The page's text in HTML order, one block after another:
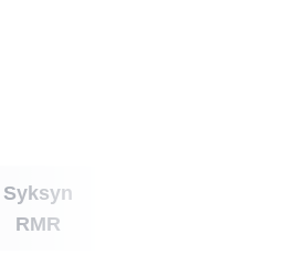
Syksyn
RMR